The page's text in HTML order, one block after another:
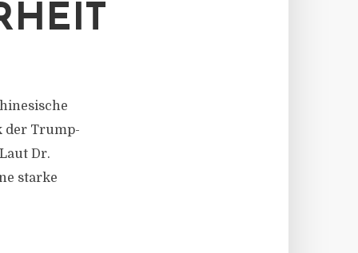
der Trump-
Dr.
starke